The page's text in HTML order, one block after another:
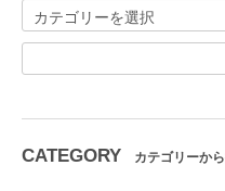
CATEGORY カテゴリーか